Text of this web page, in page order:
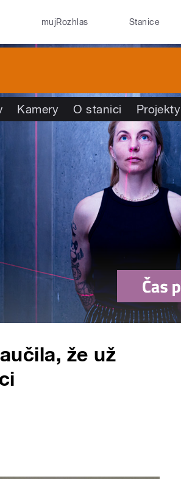
mujRozhlas Stanice
Kamery O stanici Projekty
že už